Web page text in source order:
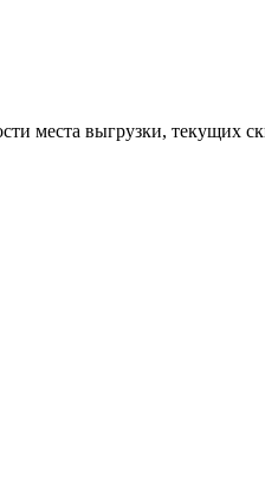
места выгрузки, текущих